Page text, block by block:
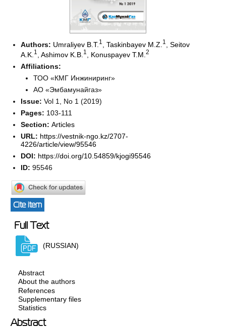
Authors: Umraliyev B.T. 1 ,Taskinbayev M.Z. 1 ,Seitov
A.K. 1 ,Ashimov K.B. 1 Konuspayev T.M.2
Affiliations:
ТОО «КМГ Инжиниринг»
АО «Эмбамунайгаз»
Issue:Vol 1, No 1 (2019)
Pages: 103-111
Section:Articles
URL: https://vestnik-ngo.kz/2707-
4226/article/view/95546
DOI: https://doi.org/10.54859/kjogi95546
ID: 95546
Cite item
Full Text
(RUSSIAN)
Abstract
About the authors
References
Supplementary files
Statistics
Abstract